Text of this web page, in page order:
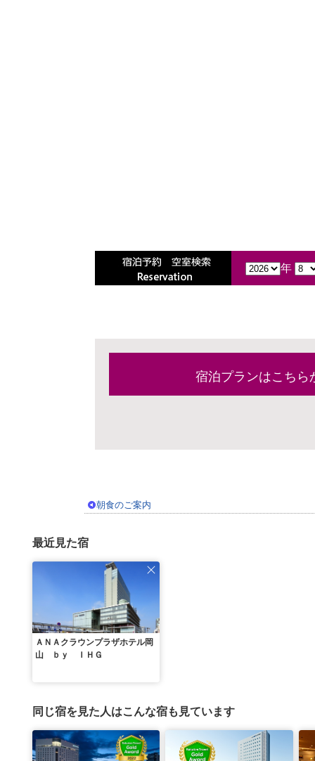
宿泊プランはこちら
朝食のご案内
最近見た宿
ＡＮＡクラウンプラザホテル岡
山 ｂｙ ＩＨＧ
同じ宿を見た人はこんな宿も見ています